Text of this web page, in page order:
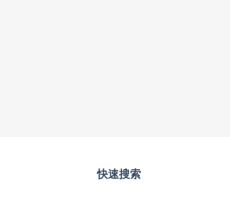
快速搜索